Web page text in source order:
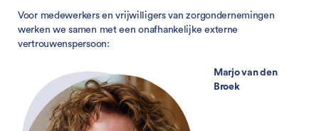
Voor medewerkers en vrijwilligers van zorgondernemingen
werken we samen met een onafhankelijke externe
vertrouwenspersoon:
Marjo van den
Broek